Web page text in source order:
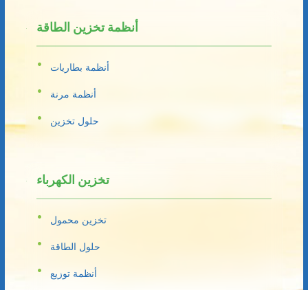
أنظمة تخزين الطاقة
أنظمة بطاريات
أنظمة مرنة
حلول تخزين
تخزين الكهرباء
تخزين محمول
حلول الطاقة
أنظمة توزيع